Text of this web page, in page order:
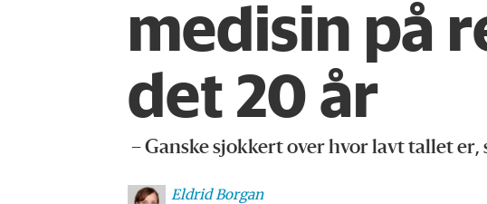
medisin på
det 20 år
– Ganske sjokkert over hvor lavt tallet er,
Eldrid Borgan